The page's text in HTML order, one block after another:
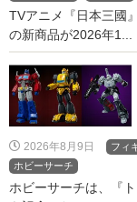
TVアニメ『日本三國
の新商品が2026年1...
2026年8月9日 フィ
ホビーサーチ
ホビーサーチは、『